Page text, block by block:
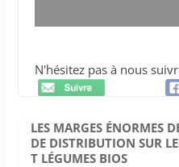
N'hésitez pas à nous
LES MARGES ÉNORMES
DE DISTRIBUTION SUR
T LÉGUMES BIOS